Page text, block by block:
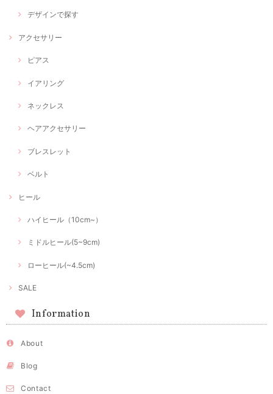
デザインで探す
アクセサリー
ピアス
イアリング
ネックレス
ヘアアクセサリー
ブレスレット
ベルト
ヒール
ハイヒール（10cm~）
ミドルヒール(5~9cm)
ローヒール(~4.5cm)
SALE
Information
About
Blog
Contact